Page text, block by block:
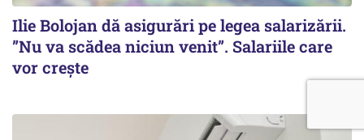
Ilie Bolojan dă asigurări pe legea salarizării.
”Nu va scădea niciun venit”. Salariile care
vor crește